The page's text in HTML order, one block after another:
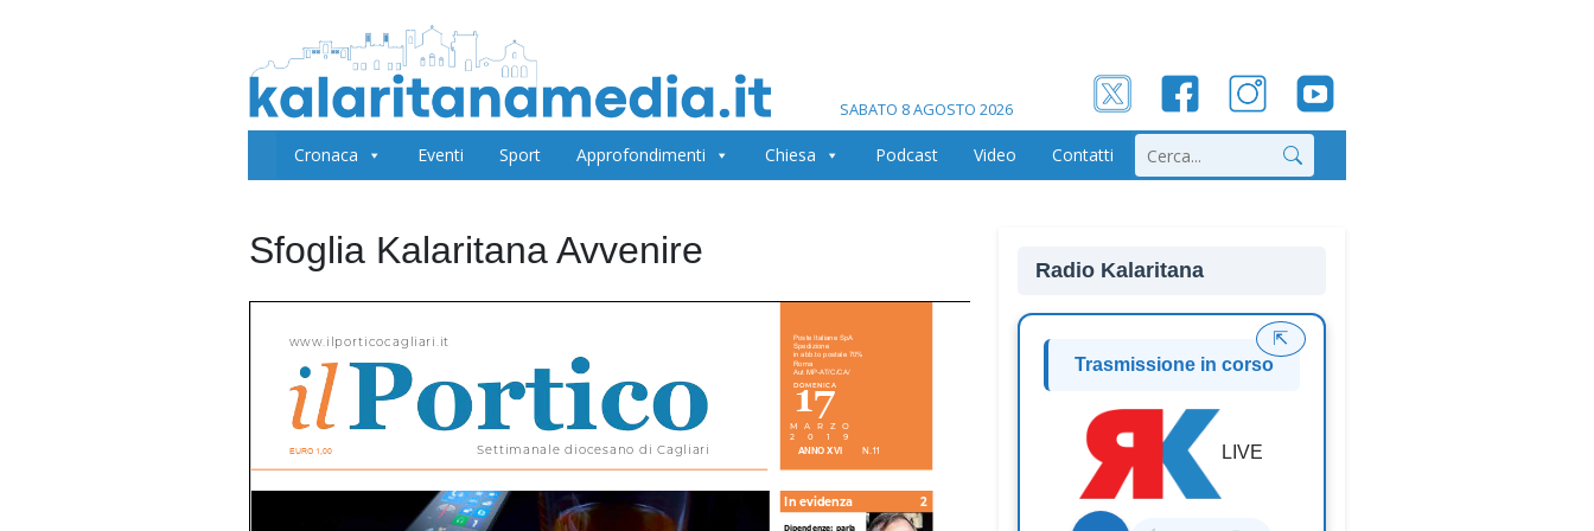
SABATO 8 AGOSTO 2026
Cronaca Eventi Sport Approfondimenti Chiesa Podcast Video Contatti Cerca
Sfoglia Kalaritana Avvenire Radio Kalaritana
Trasmissione in corso
LIVE
⇱